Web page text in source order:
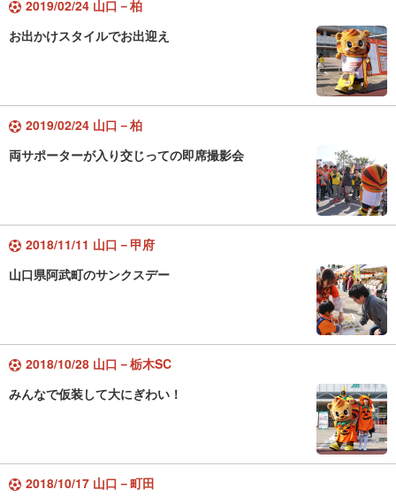
2019/02/24 山口－柏
お出かけスタイルでお出迎え
2019/02/24 山口－柏
両サポーターが入り交じっての即席撮影会
2018/11/11 山口－甲府
山口県阿武町のサンクスデー
2018/10/28 山口－栃木SC
みんなで仮装して大にぎわい！
2018/10/17 山口－町田